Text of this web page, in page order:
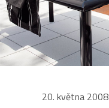
20. května 2008